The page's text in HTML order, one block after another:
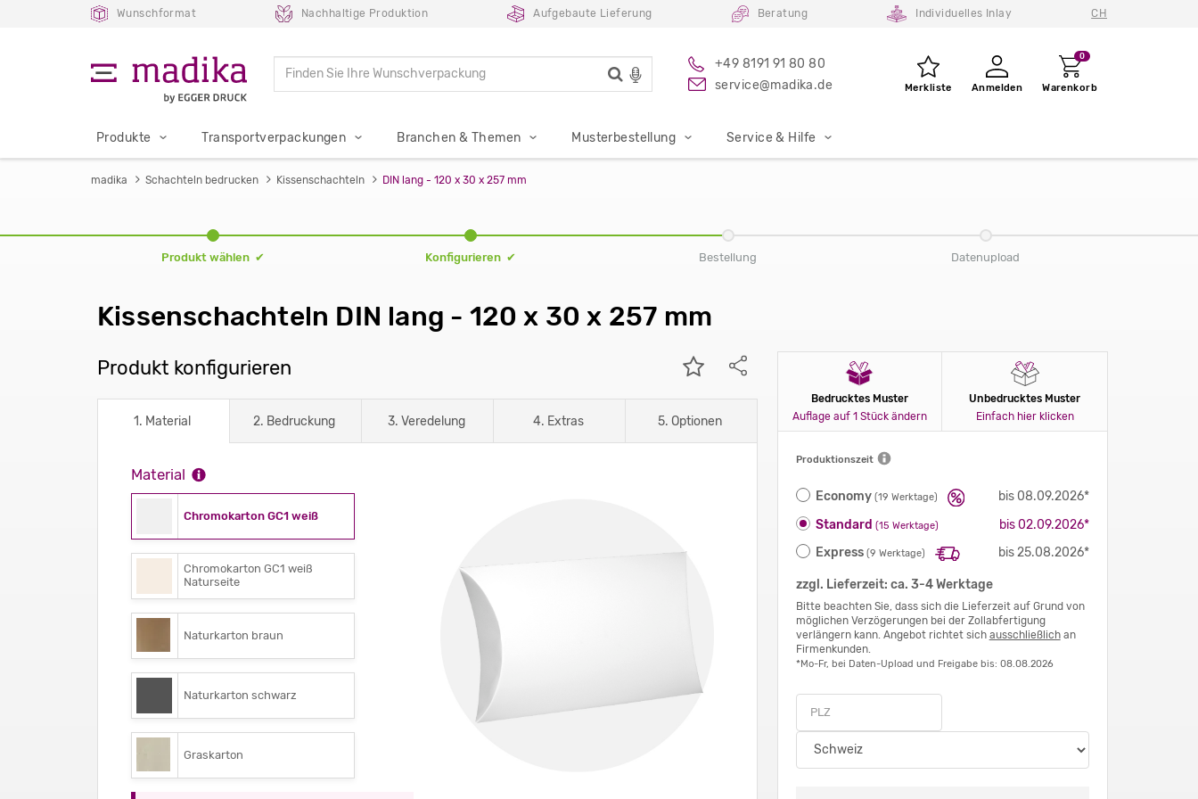
Wunschformat Nachhaltige Produktion Aufgebaute Lieferung Beratung Individuelles Inlay CH
+49 8191 91 80 80
service@madika.de
Merkliste Anmelden
0
Warenkorb
Produkte Transportverpackungen Branchen & Themen Musterbestellung Service & Hilfe
madika Schachteln bedrucken Kissenschachteln DIN lang - 120 x 30 x 257 mm
Produkt wählen ✔ Konfigurieren ✔ Bestellung Datenupload
Kissenschachteln DIN lang - 120 x 30 x 257 mm
Produkt konfigurieren
1. Material 2. Bedruckung 3. Veredelung 4. Extras 5. Optionen
Material
Chromokarton GC1 weiß
Chromokarton GC1 weiß
Naturseite
Naturkarton braun
Naturkarton schwarz
Graskarton
Bedrucktes Muster
Auflage auf 1 Stück ändern
Unbedrucktes Muster
Einfach hier klicken
Produktionszeit
Economy (19 Werktage)
bis 08.09.2026*
Standard (15 Werktage)
bis 02.09.2026*
Express (9 Werktage) bis 25.08.2026*
zzgl. Lieferzeit: ca. 3-4 Werktage
Bitte beachten Sie, dass sich die Lieferzeit auf Grund von
möglichen Verzögerungen bei der Zollabfertigung
verlängern kann. Angebot richtet sich ausschließlichan
Firmenkunden.
*Mo-Fr, bei Daten-Upload und Freigabe bis: 08.08.2026